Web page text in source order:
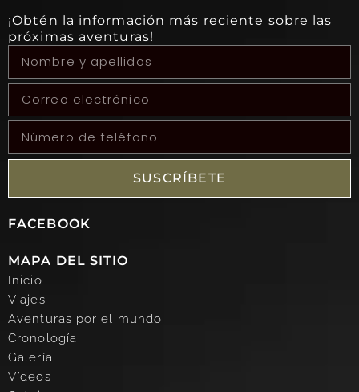
¡Obtén la información más reciente sobre las
próximas aventuras!
SUSCRÍBETE
FACEBOOK
MAPA DEL SITIO
Inicio
Viajes
Aventuras por el mundo
Cronología
Galería
Vídeos